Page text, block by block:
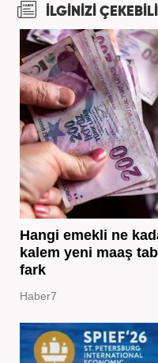
İLGİNİZİ
Hangi emekli ne
kalem yeni maaş
fark
Haber7